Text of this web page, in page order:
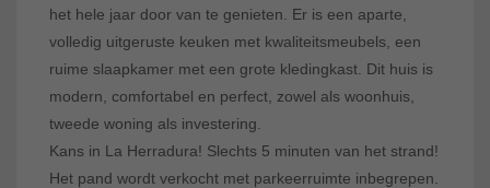
het hele jaar door van te genieten. Er is een aparte,
volledig uitgeruste keuken met kwaliteitsmeubels, een
ruime slaapkamer met een grote kledingkast. Dit huis is
modern, comfortabel en perfect, zowel als woonhuis,
tweede woning als investering.
Kans in La Herradura! Slechts 5 minuten van het strand!
Het pand wordt verkocht met parkeerruimte inbegrepen.